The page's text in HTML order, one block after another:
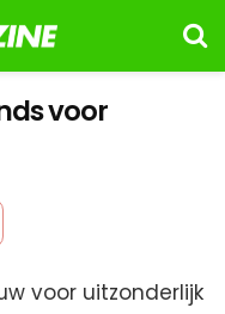
voor
voor uitzonderlijk